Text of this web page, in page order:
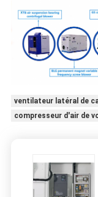
ventilateur latéral de
compresseur d'air de